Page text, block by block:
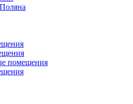
помещения